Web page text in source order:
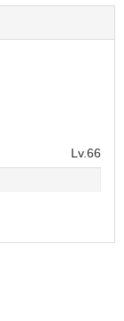
Lv.66